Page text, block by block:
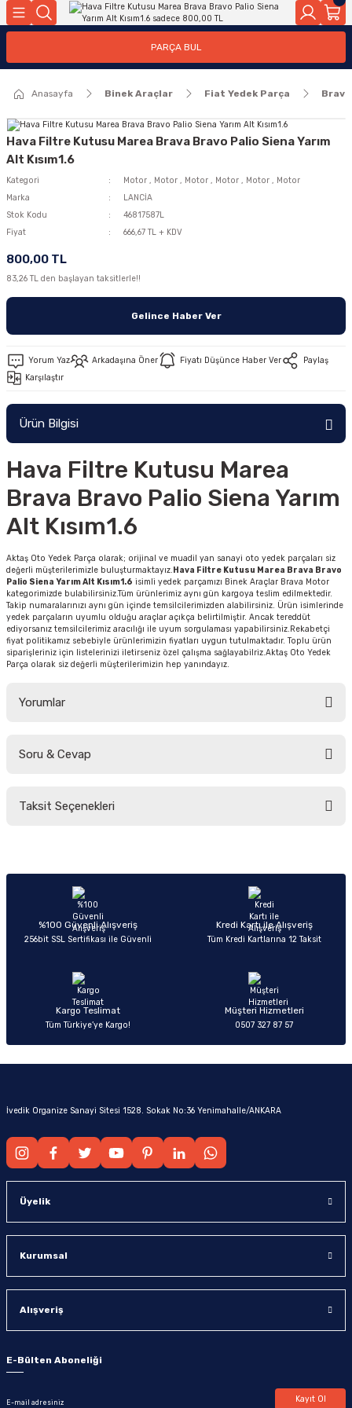
Geri Dön
Geri Dön
PARÇA BUL
Anasayfa Binek Araçlar Fiat Yedek Parça Brava
Hava Filtre Kutusu Marea Brava Bravo Palio Siena Yarım
Alt Kısım1.6
Kategori Motor , Motor , Motor , Motor , Motor , Motor
Marka
LANCİA
Stok Kodu
46817587L
Fiyat
666,67 TL + KDV
800,00 TL
83,26 TL den başlayan taksitlerle!!
Gelince Haber Ver
Yorum Yaz Arkadaşına Öner Fiyatı Düşünce Haber Ver
Paylaş
Karşılaştır
Ürün Bilgisi
Hava Filtre Kutusu Marea
Brava Bravo Palio Siena Yarım
Alt Kısım1.6
Aktaş Oto Yedek Parça olarak; orijinal ve muadil yan sanayi oto yedek parçaları siz
değerli müşterilerimizle buluşturmaktayız.Hava Filtre Kutusu Marea Brava Bravo
Palio Siena Yarım Alt Kısım1.6 isimli yedek parçamızı Binek Araçlar Brava Motor
kategorimizde bulabilirsiniz.Tüm ürünlerimiz aynı gün kargoya teslim edilmektedir.
Takip numaralarınızı aynı gün içinde temsilcilerimizden alabilirsiniz. Ürün isimlerinde
yedek parçaların uyumlu olduğu araçlar açıkça belirtilmiştir. Ancak tereddüt
ediyorsanız temsilcilerimiz aracılığı ile uyum sorgulaması yapabilirsiniz.Rekabetçi
fiyat politikamız sebebiyle ürünlerimizin fiyatları uygun tutulmaktadır. Toplu ürün
siparişleriniz için listelerinizi iletirseniz özel çalışma sağlayabilriz.Aktaş Oto Yedek
Parça olarak siz değerli müşterilerimizin hep yanındayız.
Yorumlar
Soru & Cevap
Taksit Seçenekleri
%100 Güvenli Alışveriş
256bit SSL Sertifikası ile Güvenli
Kredi Kartı ile Alışveriş
Tüm Kredi Kartlarına 12 Taksit
Kargo Teslimat
Tüm Türkiye’ye Kargo!
Müşteri Hizmetleri
0507 327 87 57
İvedik Organize Sanayi Sitesi 1528. Sokak No:36 Yenimahalle/ANKARA
Üyelik
Kurumsal
Alışveriş
E-Bülten Aboneliği
Kayıt Ol